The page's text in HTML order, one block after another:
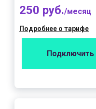
250 руб./месяц
Подробнее о тарифе
Подключить